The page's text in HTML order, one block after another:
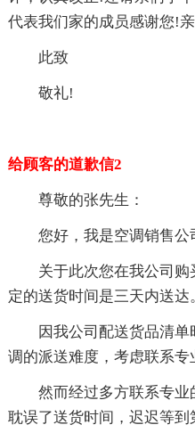
代表我们家的成员感谢您!
此致
敬礼!
给顾客的道歉信2
尊敬的张先生：
您好，我是空调销售
关于此次您在我公司
定的送货时间是三天内送达
因我公司配送货品清
调的派送难度，考虑联系专
然而经过多方联系专业
耽误了送货时间，迟迟等到